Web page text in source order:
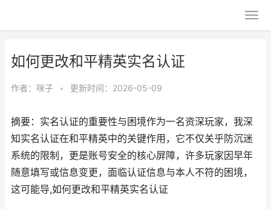
如何更改和平精英实名认证
作者： 咪子 • 更新时间：2026-05-09
摘要：实名认证的重要性与困境作为一名资深玩家，我深
知实名认证在和平精英中的关键作用，它不仅关乎防沉迷
系统的限制，更是账号安全的核心屏障，许多玩家因早年
随意填写或信息变更，面临认证信息与本人不符的困境，
这可能导,如何更改和平精英实名认证